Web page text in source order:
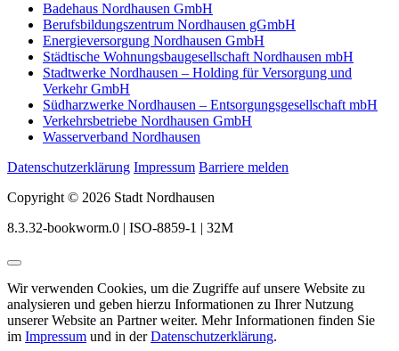
Badehaus Nordhausen GmbH
Berufsbildungszentrum Nordhausen gGmbH
Energieversorgung Nordhausen GmbH
Städtische Wohnungsbaugesellschaft Nordhausen mbH
Stadtwerke Nordhausen – Holding für Versorgung und
Verkehr GmbH
Südharzwerke Nordhausen – Entsorgungsgesellschaft mbH
Verkehrsbetriebe Nordhausen GmbH
Wasserverband Nordhausen
Datenschutzerklärung Impressum Barriere melden
Copyright © 2026 Stadt Nordhausen
8.3.32-bookworm.0 | ISO-8859-1 | 32M
Wir verwenden Cookies, um die Zugriffe auf unsere Website zu
analysieren und geben hierzu Informationen zu Ihrer Nutzung
unserer Website an Partner weiter. Mehr Informationen finden Sie
im Impressum und in derDatenschutzerklärung.